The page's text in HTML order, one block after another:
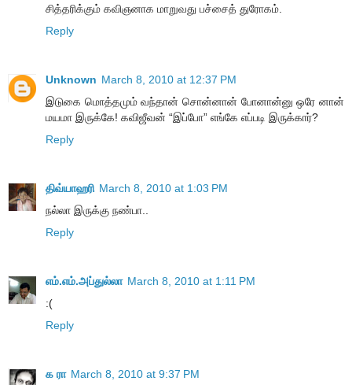
சித்தரிக்கும் கவிஞனாக மாறுவது பச்சைத் துரோகம்.
Reply
Unknown March 8, 2010 at 12:37 PM
இடுகை மொத்தமும் வந்தான் சொன்னான் போனான்னு ஒரே னான்
மயமா இருக்கே! கவிஜீவன் “இப்போ” எங்கே எப்படி இருக்கார்?
Reply
திவ்யாஹரி March 8, 2010 at 1:03 PM
நல்லா இருக்கு நண்பா..
Reply
எம்.எம்.அப்துல்லா March 8, 2010 at 1:11 PM
:(
Reply
க ரா March 8, 2010 at 9:37 PM